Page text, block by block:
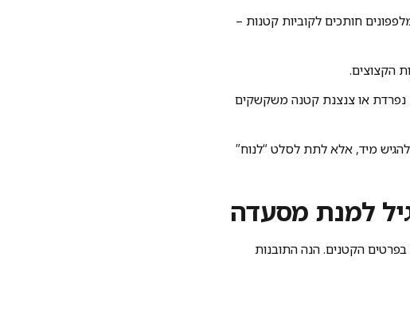
חותכים לקוביות קטנות –
הקצוצים.
נפרדת או צנצנת קטנה משקשקים
מיד, אלא לתת לסלט “לנוח”
הקטנים. הנה התובנות